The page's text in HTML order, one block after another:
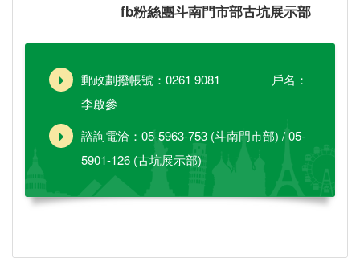
fb粉絲團斗南門市部古坑展示部
郵政劃撥帳號：0261 9081 戶名：
李啟參
諮詢電洽：05-5963-753 (斗南門市部) / 05-
5901-126 (古坑展示部)